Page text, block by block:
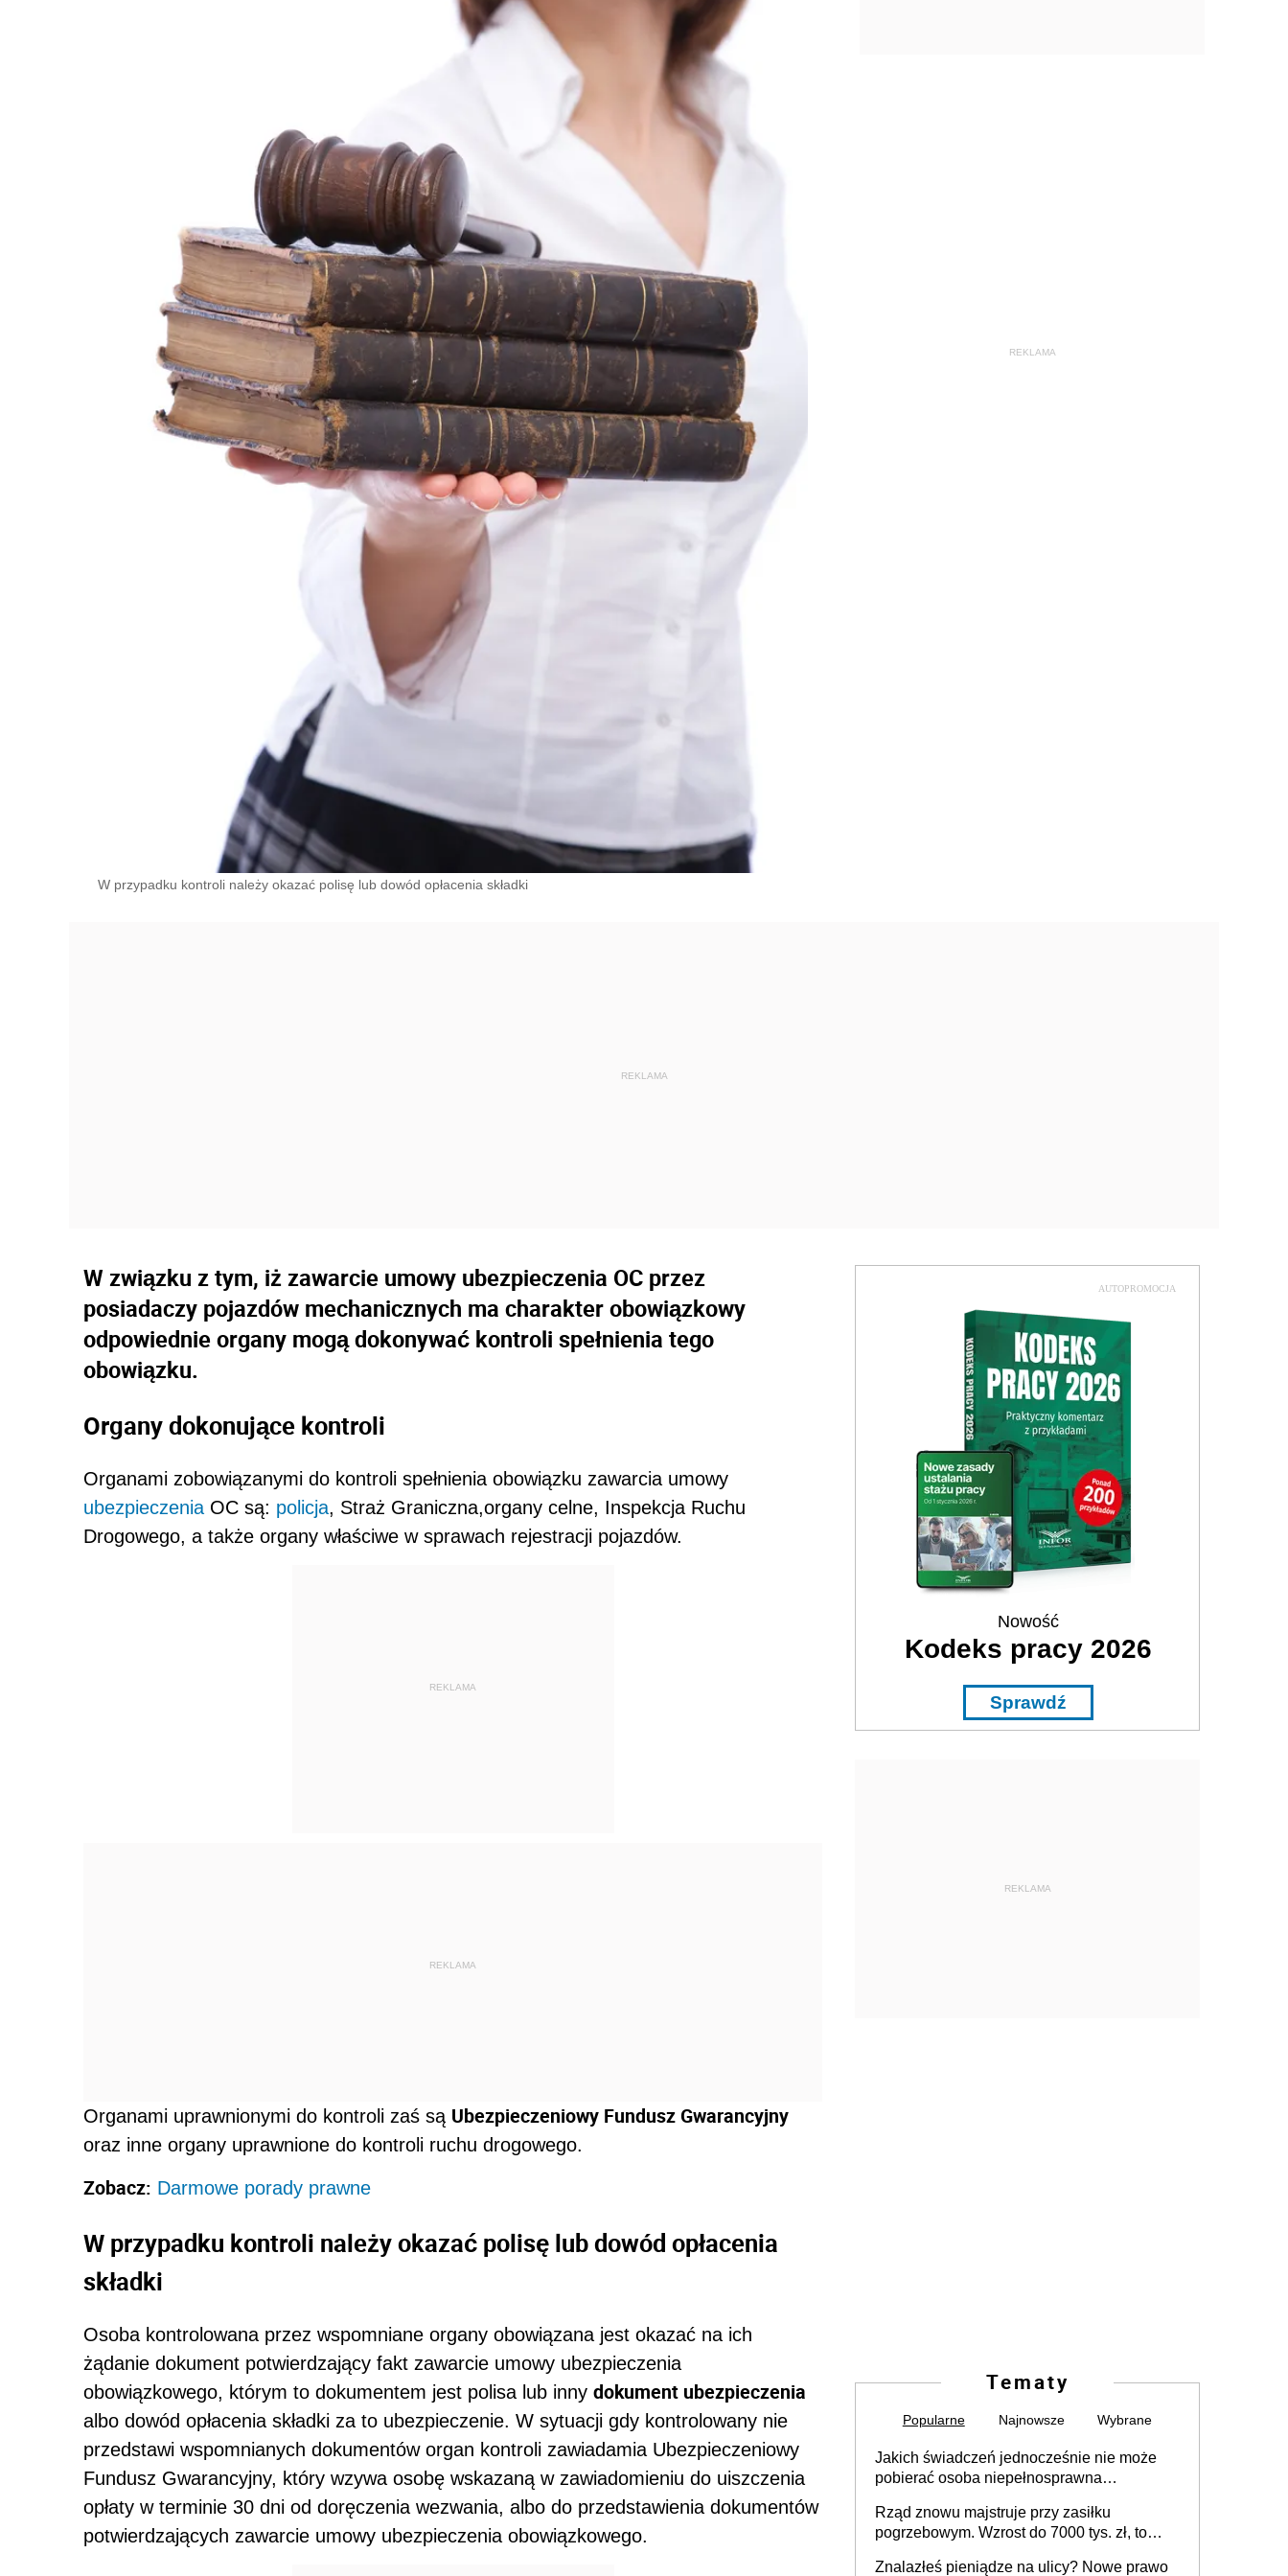
W przypadku kontroli należy okazać polisę lub dowód opłacenia składki
W związku z tym, iż zawarcie umowy ubezpieczenia OC przez
posiadaczy pojazdów mechanicznych ma charakter obowiązkowy
odpowiednie organy mogą dokonywać kontroli spełnienia tego
obowiązku.
Organy dokonujące kontroli
Organami zobowiązanymi do kontroli spełnienia obowiązku zawarcia umowy
ubezpieczenia OC są: policja, Straż Graniczna,organy celne, Inspekcja Ruchu
Drogowego, a także organy właściwe w sprawach rejestracji pojazdów.
REKLAMA
REKLAMA
Organami uprawnionymi do kontroli zaś są Ubezpieczeniowy Fundusz Gwarancyjny
oraz inne organy uprawnione do kontroli ruchu drogowego.
Zobacz: Darmowe porady prawne
W przypadku kontroli należy okazać polisę lub dowód opłacenia
składki
Osoba kontrolowana przez wspomniane organy obowiązana jest okazać na ich
żądanie dokument potwierdzający fakt zawarcie umowy ubezpieczenia
obowiązkowego, którym to dokumentem jest polisa lub inny dokument ubezpieczenia
albo dowód opłacenia składki za to ubezpieczenie. W sytuacji gdy kontrolowany nie
przedstawi wspomnianych dokumentów organ kontroli zawiadamia Ubezpieczeniowy
Fundusz Gwarancyjny, który wzywa osobę wskazaną w zawiadomieniu do uiszczenia
opłaty w terminie 30 dni od doręczenia wezwania, albo do przedstawienia dokumentów
potwierdzających zawarcie umowy ubezpieczenia obowiązkowego.
AUTOPROMOCJA
Nowość
Kodeks pracy 2026
Sprawdź
REKLAMA
Tematy
Popularne Najnowsze Wybrane
Jakich świadczeń jednocześnie nie może
pobierać osoba niepełnosprawna
Rząd znowu majstruje przy zasiłku
pogrzebowym. Wzrost do 7000 tys. zł, to
Znalazłeś pieniądze na ulicy? Nowe prawo